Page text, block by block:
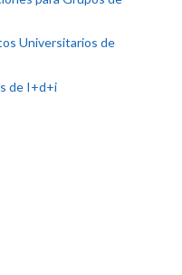
Universitarios de
de I+d+i